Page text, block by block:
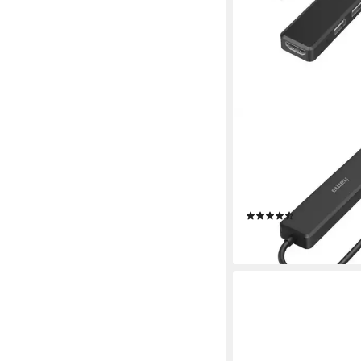
USB-C Hub Multiport,
USB A, USB C,
Laptop USB-Adapter
HDMI, USB Typ A,
ab 34,99 €
lieferbar - in 2-3